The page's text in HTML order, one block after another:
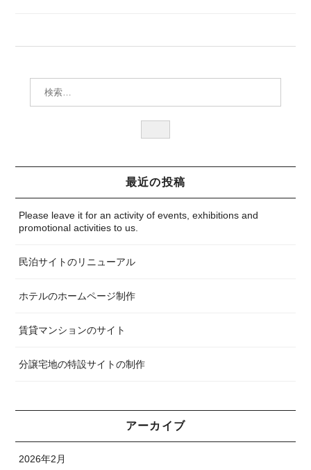
最近の投稿
Please leave it for an activity of events, exhibitions and
promotional activities to us.
民泊サイトのリニューアル
ホテルのホームページ制作
賃貸マンションのサイト
分譲宅地の特設サイトの制作
アーカイブ
2026年2月